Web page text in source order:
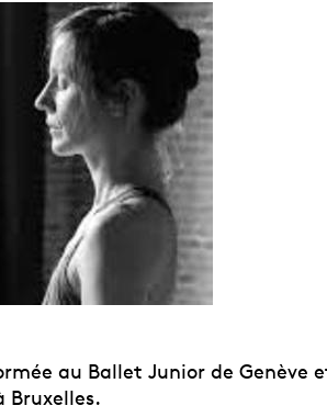
au Ballet Junior de Genève
Bruxelles.